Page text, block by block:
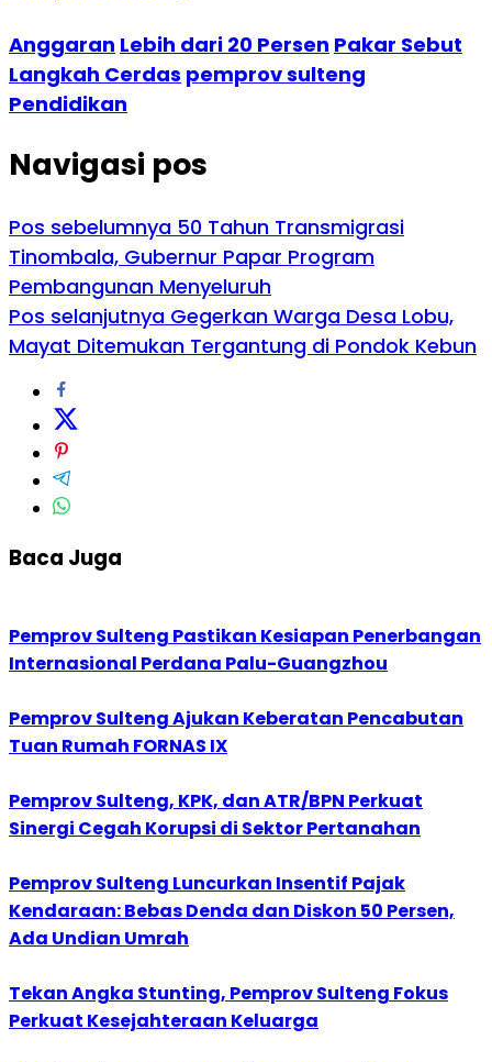
Anggaran Lebih dari 20 Persen Pakar Sebut
Langkah Cerdas pemprov sulteng
Pendidikan
Navigasi pos
Pos sebelumnya 50 Tahun Transmigrasi
Tinombala, Gubernur Papar Program
Pembangunan Menyeluruh
Pos selanjutnya Gegerkan Warga Desa Lobu,
Mayat Ditemukan Tergantung di Pondok Kebun
Baca Juga
Pemprov Sulteng Pastikan Kesiapan Penerbangan
Internasional Perdana Palu-Guangzhou
Pemprov Sulteng Ajukan Keberatan Pencabutan
Tuan Rumah FORNAS IX
Pemprov Sulteng, KPK, dan ATR/BPN Perkuat
Sinergi Cegah Korupsi di Sektor Pertanahan
Pemprov Sulteng Luncurkan Insentif Pajak
Kendaraan: Bebas Denda dan Diskon 50 Persen,
Ada Undian Umrah
Tekan Angka Stunting, Pemprov Sulteng Fokus
Perkuat Kesejahteraan Keluarga